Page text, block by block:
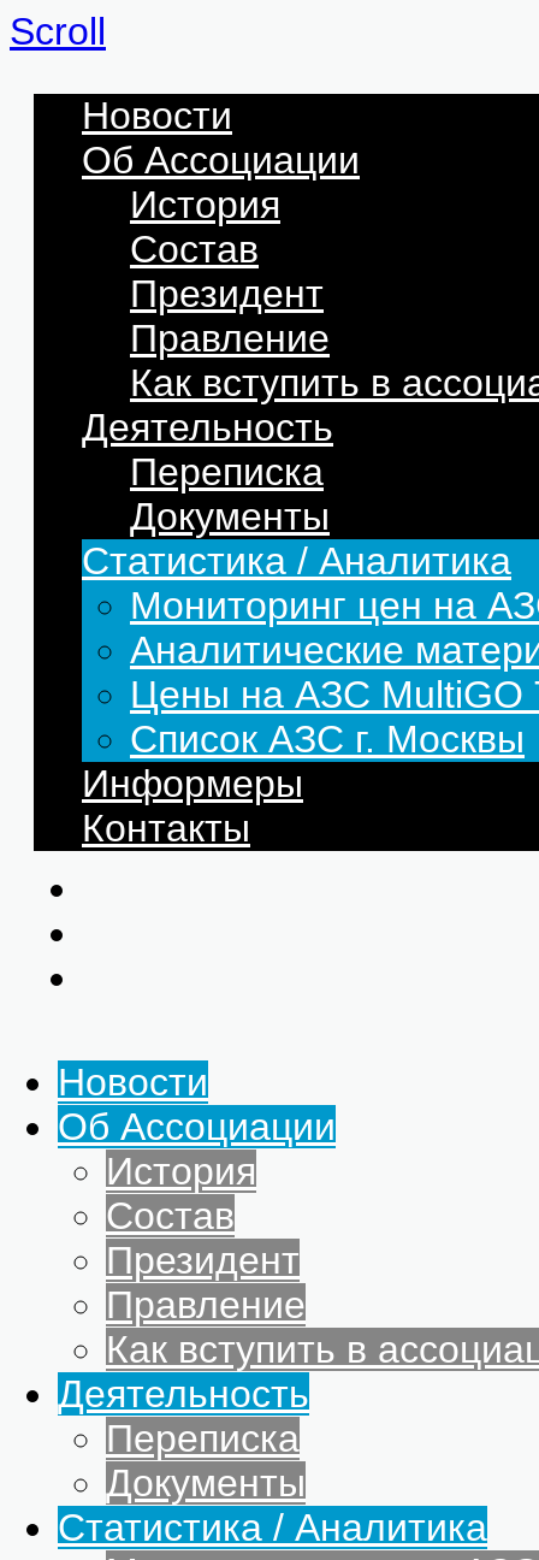
Scroll
Новости
Об Ассоциации
История
Состав
Президент
Правление
Как вступить в
Деятельность
Переписка
Документы
Статистика / Аналитика
Мониторинг цен на
Аналитические
Цены на АЗС
Список АЗС г. Москвы
Информеры
Контакты
Новости
Об Ассоциации
История
Состав
Президент
Правление
Как вступить в
Деятельность
Переписка
Документы
Статистика / Аналитика